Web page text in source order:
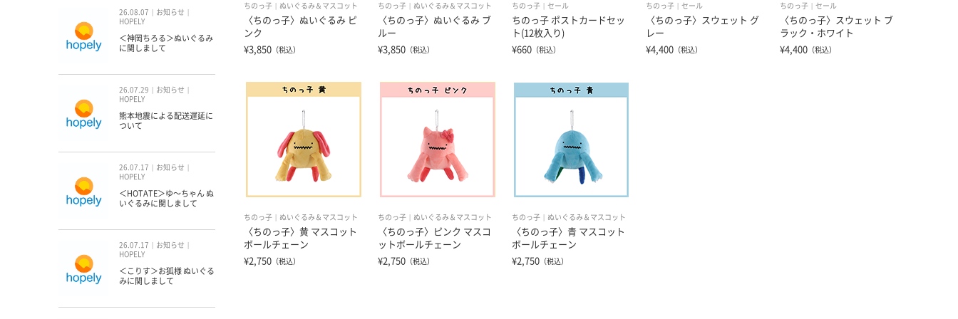
ちのっ子 ぬいぐるみ＆マスコット
〈ちのっ子〉ぬいぐるみ ピ
ンク
¥3,850 （税込）
ちのっ子 ぬいぐるみ＆マスコット
〈ちのっ子〉ぬいぐるみ ブ
ルー
¥3,850 （税込）
ちのっ子 セール
ちのっ子 ポストカードセッ
ト(12枚入り)
¥660 （税込）
ちのっ子 セール
〈ちのっ子〉スウェット グ
レー
¥4,400 （税込）
ちのっ子 セール
〈ちのっ子〉スウェット ブ
ラック・ホワイト
¥4,400 （税込）
ちのっ子 ぬいぐるみ＆マスコット
〈ちのっ子〉黄 マスコット
ボールチェーン
¥2,750 （税込）
ちのっ子 ぬいぐるみ＆マスコット
〈ちのっ子〉ピンク マスコ
ットボールチェーン
¥2,750 （税込）
ちのっ子 ぬいぐるみ＆マスコット
〈ちのっ子〉青 マスコット
ボールチェーン
¥2,750 （税込）
26.08.07
お知らせ
HOPELY
＜神岡ちろる＞ぬいぐるみ
に関しまして
26.07.29
お知らせ
HOPELY
熊本地震による配送遅延に
ついて
26.07.17
お知らせ
HOPELY
＜HOTATE＞ゆ〜ちゃん ぬ
いぐるみに関しまして
26.07.17
お知らせ
HOPELY
＜こりす＞お狐様 ぬいぐる
みに関しまして